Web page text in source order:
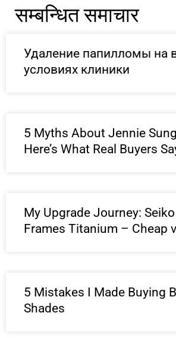
सम्बन्धित समाचार
Удаление папилломы на
условиях клиники
5 Myths About Jennie
Here’s What Real Buyers
My Upgrade Journey:
Frames Titanium – Cheap
5 Mistakes I Made Buying
Shades